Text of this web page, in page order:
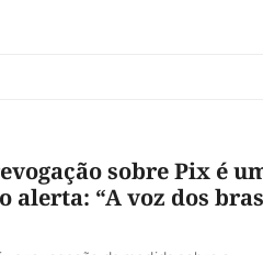
sobre Pix é
alerta: “A voz dos